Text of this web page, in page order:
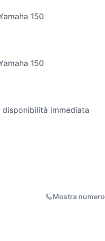
150
150
disponibilità immediata
Mostra numero